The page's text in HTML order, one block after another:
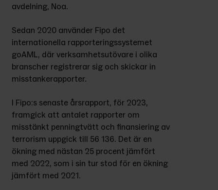
avdelning, Noa.
Sedan 2020 använder Fipo det
internationella rapporteringssystemet
goAML, där verksamhetsutövare i olika
branscher registrerar sig och skickar in
misstankerapporter.
I Fipo:s senaste årsrapport, för 2023,
framgick att antalet rapporter om
misstänkt penningtvätt och finansiering av
terrorism uppgick till 56 136. Det är en
ökning med nästan 25 procent jämfört
med 2022, som i sin tur stod för en ökning
jämfört med 2021.